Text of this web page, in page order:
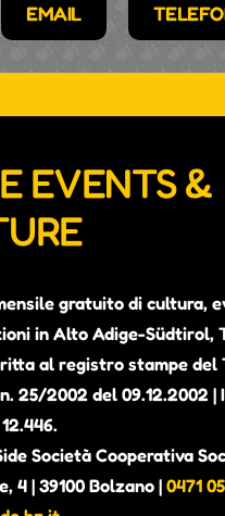
EMAIL
EVENTS &
gratuito di cultura,
in Alto Adige-Südtirol,
al registro stampe del
25/2002 del 09.12.2002 |
Società Cooperativa
4 | 39100 Bolzano |0471